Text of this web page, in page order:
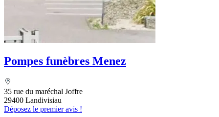
Pompes funèbres Menez
35 rue du maréchal Joffre
29400 Landivisiau
Déposez le premier avis !